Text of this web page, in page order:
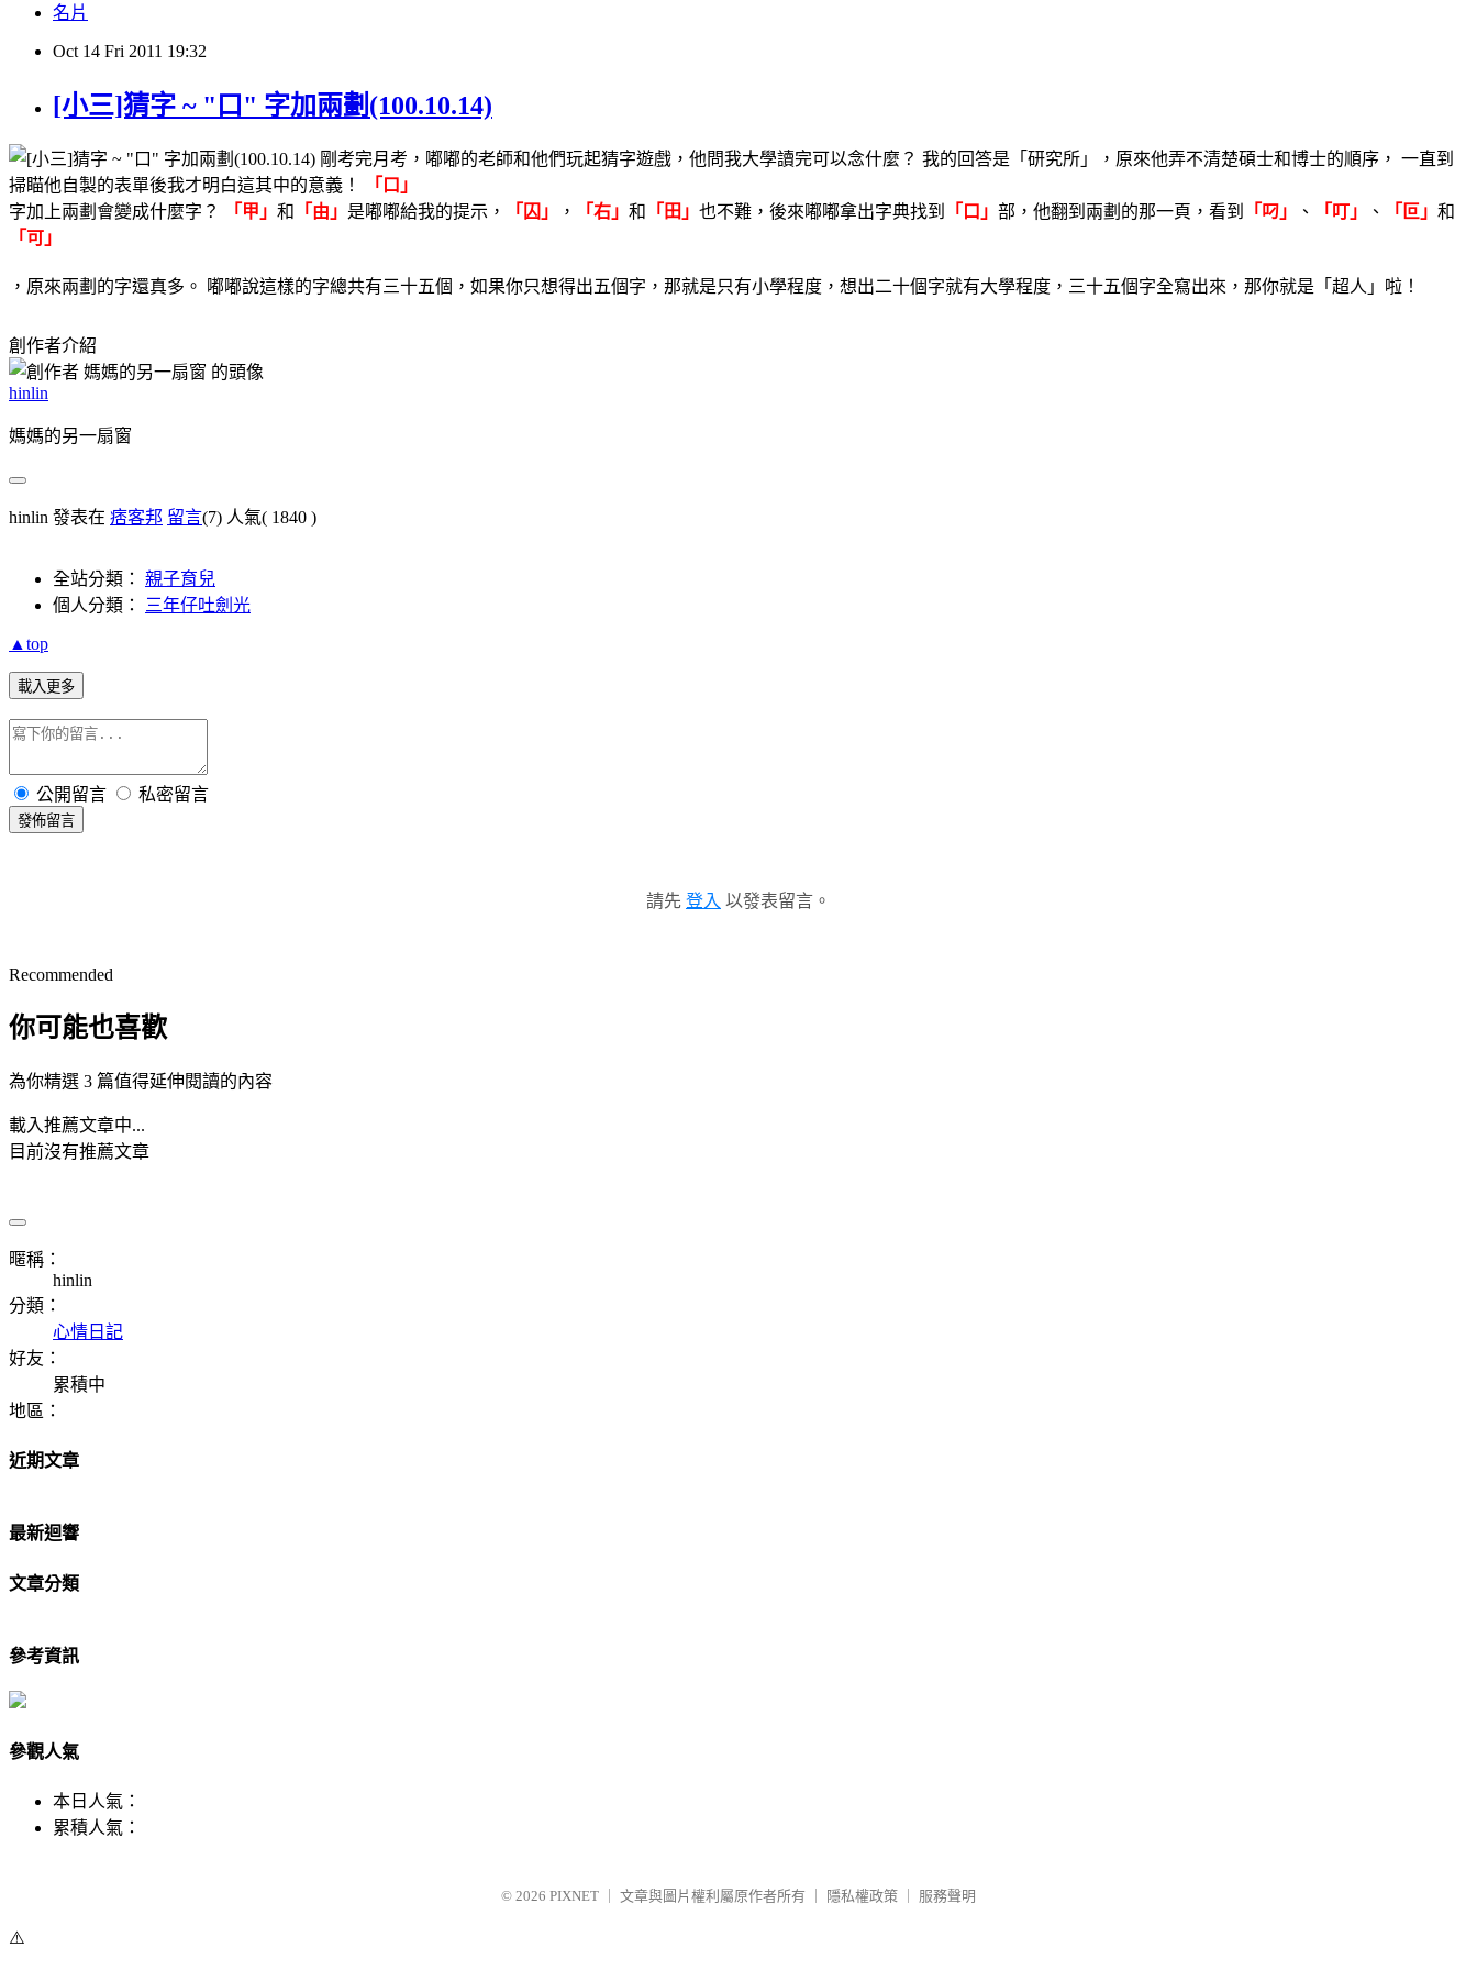
名片
Oct 14 Fri 2011 19:32
[小三]猜字 ~ "口" 字加兩劃(100.10.14)
剛考完月考，嘟嘟的老師和他們玩起猜字遊戲，他問我大學讀完可以念什麼？ 我的回答是「研究所」，原來他弄不清楚碩士和博士的順序， 一直到
掃瞄他自製的表單後我才明白這其中的意義！
「口」
字加上兩劃會變成什麼字？
「甲」 和 「由」 是嘟嘟給我的提示， 「囚」 ， 「右」 和 「田」 也不難，後來嘟嘟拿出字典找到 「口」 部，他翻到兩劃的那一頁，看到 「叼」 、 「叮」 、 「叵」 和
「可」
，原來兩劃的字還真多。 嘟嘟說這樣的字總共有三十五個，如果你只想得出五個字，那就是只有小學程度，想出二十個字就有大學程度，三十五個字全寫出來，那你就是「超人」啦！
創作者介紹
hinlin
媽媽的另一扇窗
hinlin 發表在 痞客邦 留言(7) 人氣( 1840 )
全站分類： 親子育兒
個人分類：
三年仔吐劍光
▲top
載入更多
公開留言 私密留言
發佈留言
請先 登入 以發表留言。
Recommended
你可能也喜歡
為你精選 3 篇值得延伸閱讀的內容
載入推薦文章中...
目前沒有推薦文章
暱稱：
hinlin
分類：
心情日記
好友：
累積中
地區：
近期文章
最新迴響
文章分類
參考資訊
參觀人氣
本日人氣：
累積人氣：
© 2026 PIXNET 文章與圖片權利屬原作者所有 隱私權政策 服務聲明
⚠️